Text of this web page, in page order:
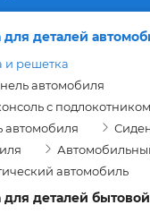
деталей
и решетка
автомобиля
с
автомобиля
автомобиль
деталей